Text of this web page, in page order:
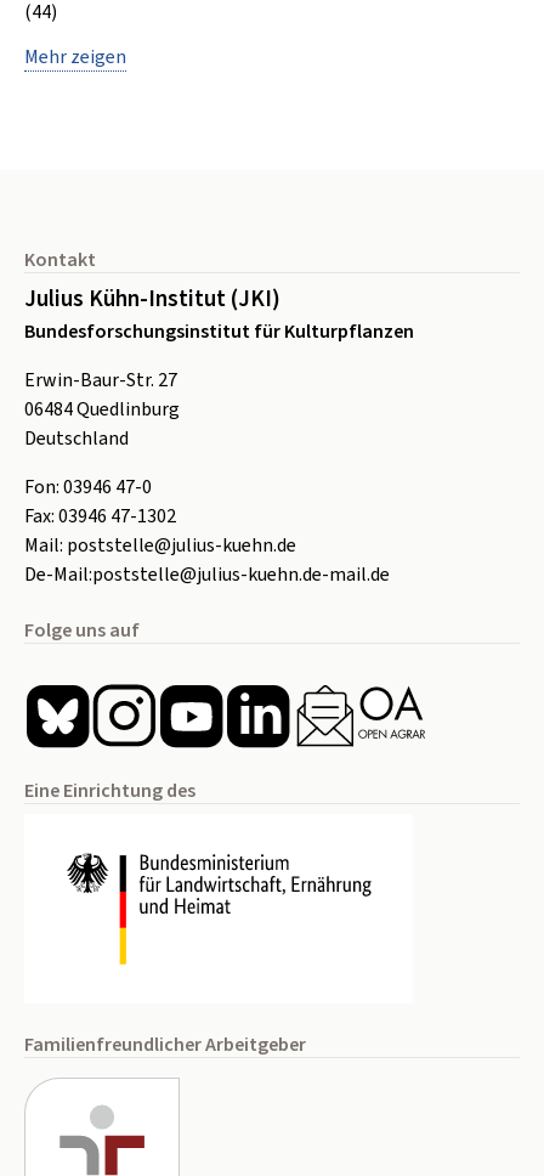
(44)
Mehr zeigen
Kontakt
Julius Kühn-Institut (JKI)
Bundesforschungsinstitut für Kulturpflanzen
Erwin-Baur-Str. 27
06484Quedlinburg
Deutschland
Fon:03946 47-0
Fax:03946 47-1302
Mail: poststelle@julius-kuehn.de
De-Mail:poststelle@julius-kuehn.de-mail.de
Folge uns auf
Eine Einrichtung des
Familienfreundlicher Arbeitgeber